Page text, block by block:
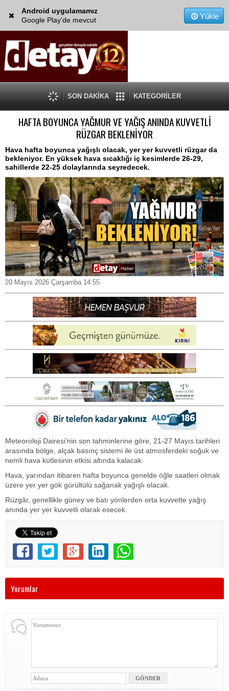
Android uygulamamız
Google Play'de mevcut
Yükle
SON DAKİKA KATEGORİLER
HAFTA BOYUNCA YAĞMUR VE YAĞIŞ ANINDA KUVVETLİ
RÜZGAR BEKLENİYOR
Hava hafta boyunca yağışlı olacak, yer yer kuvvetli rüzgar da
bekleniyor. En yüksek hava sıcaklığı iç kesimlerde 26-29,
sahillerde 22-25 dolaylarında seyredecek.
20 Mayıs 2026 Çarşamba 14:55
Meteoroloji Dairesi’nin son tahminlerine göre, 21-27 Mayıs tarihleri
arasında bölge, alçak basınç sistemi ile üst atmosferdeki soğuk ve
nemli hava kütlesinin etkisi altında kalacak.
Hava, yarından itibaren hafta boyunca genelde öğle saatleri olmak
üzere yer yer gök gürültülü sağanak yağışlı olacak.
Rüzgâr, genellikle güney ve batı yönlerden orta kuvvette yağış
anında yer yer kuvvetli olarak esecek.
Yorumlar